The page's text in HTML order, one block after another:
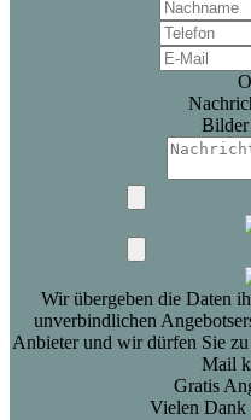
Bilder
Wir übergeben die Daten
unverbindlichen
Anbieter und wir dürfen Sie
Mail
Gratis
Vielen Dank